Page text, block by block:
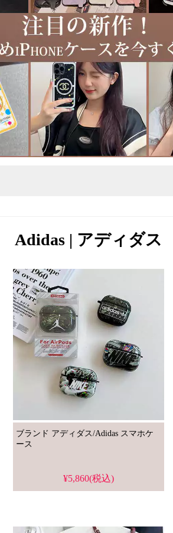
Adidas | アディダス
ブランド アディダス/Adidas スマホケ
ース
¥5,860(税込)